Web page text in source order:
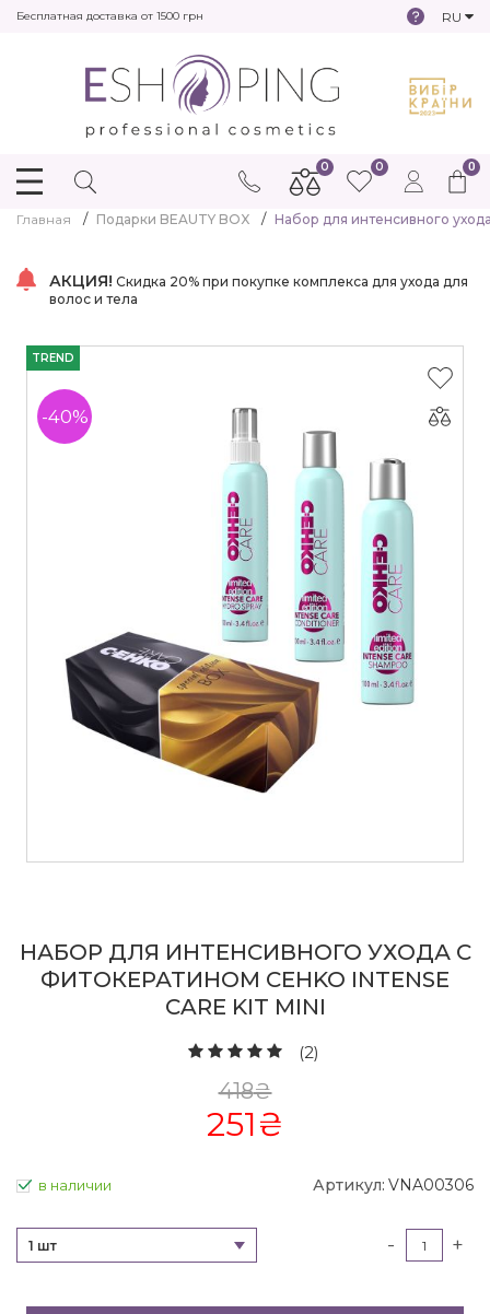
Бесплатная доставка от 1500 грн RU
0
0 0
Главная Подарки BEAUTY BOX Набор для интенсивного
АКЦИЯ! Скидка 20% при покупке комплекса для ухода для
волос и тела
TREND
-40%
НАБОР ДЛЯ ИНТЕНСИВНОГО УХОДА С
ФИТОКЕРАТИНОМ CEHKO INTENSE
CARE KIT MINI
(2)
418₴
251₴
в наличии Артикул: VNA00306
1 шт - +